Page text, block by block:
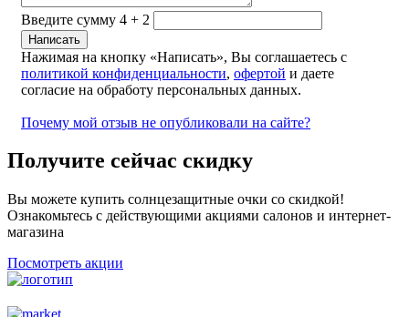
Введите сумму 4 + 2
Нажимая на кнопку «Написать», Вы соглашаетесь с
политикой конфиденциальности, офертой и даете
согласие на обработу персональных данных.
Почему мой отзыв не опубликовали на сайте?
Получите сейчас скидку
Вы можете купить солнцезащитные очки со скидкой!
Ознакомьтесь с действующими акциями салонов и интернет-
магазина
Посмотреть акции